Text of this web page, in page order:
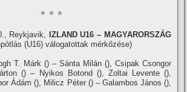
* * *
Reykjavik,
IZLAND U16 – MAGYARORSZÁG
(U16) válogatottak mérkőzése)
T. Márk () – Sánta Milán (), Csipak Csongor
() – Nyikos Botond (), Zoltai Levente (),
Ádám (), Milicz Péter () – Galambos János (),